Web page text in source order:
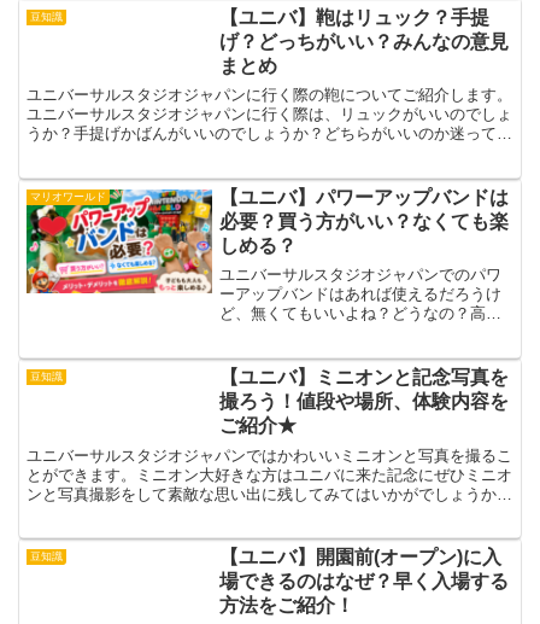
でクレジットカード払いはできるの？
USJパーク内で...
豆知識
【ユニバ】鞄はリュック？手提
げ？どっちがいい？みんなの意見
まとめ
ユニバーサルスタジオジャパンに行く際の鞄についてご紹介します。
ユニバーサルスタジオジャパンに行く際は、リュックがいいのでしょ
うか？手提げかばんがいいのでしょうか？どちらがいいのか迷ってし
マリオワールド
【ユニバ】パワーアップバンドは
必要？買う方がいい？なくても楽
しめる？
ユニバーサルスタジオジャパンでのパワ
ーアップバンドはあれば使えるだろうけ
ど、無くてもいいよね？どうなの？高い
だしも、2人、3人ともなれば×2，×3とな
っていくので、お...
豆知識
【ユニバ】ミニオンと記念写真を
撮ろう！値段や場所、体験内容を
ご紹介★
ユニバーサルスタジオジャパンではかわいいミニオンと写真を撮るこ
とができます。ミニオン大好きな方はユニバに来た記念にぜひミニオ
ンと写真撮影をして素敵な思い出に残してみてはいかがでしょうか？
豆知識
【ユニバ】開園前(オープン)に入
場できるのはなぜ？早く入場する
方法をご紹介！